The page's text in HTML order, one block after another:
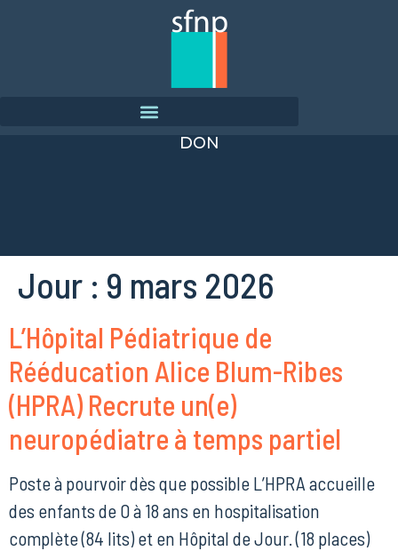
DON
Jour : 9 mars 2026
L’Hôpital Pédiatrique de
Rééducation Alice Blum-Ribes
(HPRA) Recrute un(e)
neuropédiatre à temps partiel
Poste à pourvoir dès que possible L’HPRA accueille
des enfants de 0 à 18 ans en hospitalisation
complète (84 lits) et en Hôpital de Jour. (18 places)